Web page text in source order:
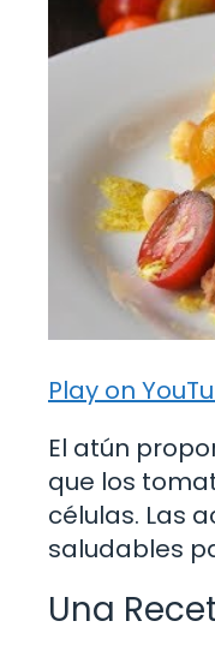
Play on
El atún
que los
células. Las
saludables
Una